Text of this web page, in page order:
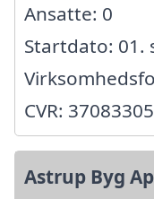
Ansatte: 0
Startdato: 01.
CVR: 37083305
Astrup Byg